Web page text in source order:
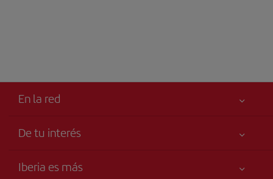
En la red
De tu interés
Accesibilidad
Iberia es más